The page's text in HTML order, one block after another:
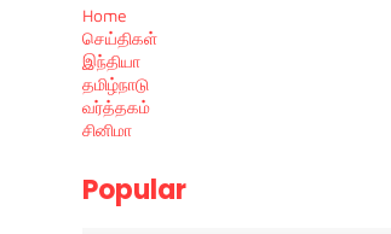
Home
செய்திகள்
இந்தியா
தமிழ்நாடு
வர்த்தகம்
சினிமா
Popular